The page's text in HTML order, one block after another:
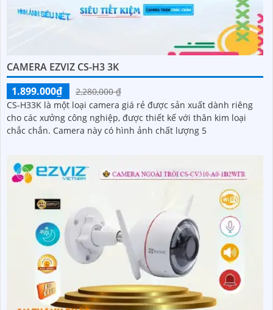
CAMERA EZVIZ CS-H3 3K
1.899.000₫
2,280,000 ₫
CS-H33K là một loại camera giá rẻ được sản xuất dành riêng
cho các xưởng công nghiệp, được thiết kế với thân kim loại
chắc chắn. Camera này có hình ảnh chất lượng 5